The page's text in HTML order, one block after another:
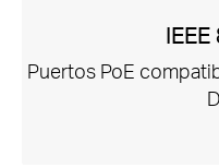
Puertos PoE